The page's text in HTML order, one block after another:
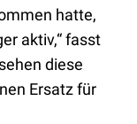
hatte,
aktiv,“ fasst
diese
Ersatz für